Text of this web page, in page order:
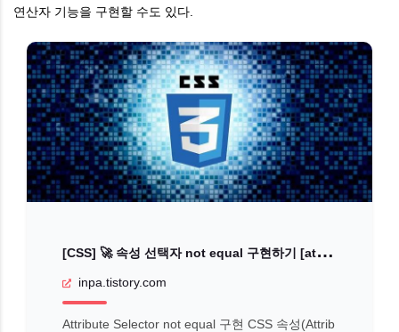
연산자 기능을 구현할 수도 있다.
[
CSS] 🚀 속성 선택자 not equal 구현하기 [attr!=value]
inpa.tistory.com
Attribute Selector not equal 구현 CSS 속성(Attrib